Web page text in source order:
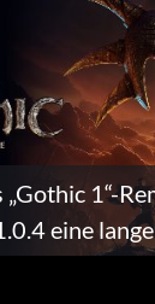
„Gothic 1“-
eine